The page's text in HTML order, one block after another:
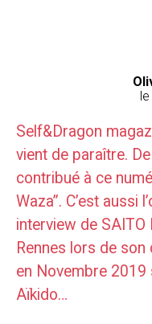
Self&Dragon
vient de paraître.
contribué à ce
Waza”. C’est aussi
interview de SAITO
Rennes lors de son
en Novembre 2019
Aïkido…